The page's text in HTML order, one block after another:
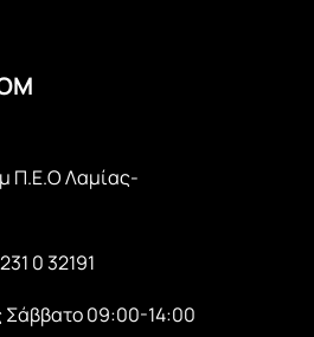
Π.Ε.Ο Λαμίας-
0 32191
Σάββατο 09:00-14:00